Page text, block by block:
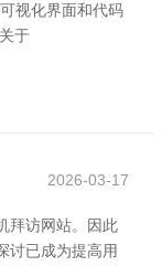
视化界面和代码
于
2026-03-17
拜访网站。因此
讨已成为提高用